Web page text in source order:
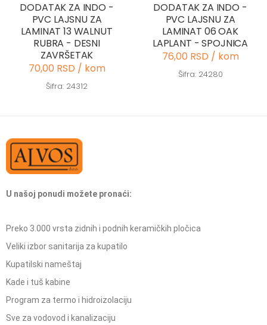
DODATAK ZA INDO -
PVC LAJSNU ZA
LAMINAT 13 WALNUT
RUBRA - DESNI
ZAVRŠETAK
70,00 RSD / kom
Šifra: 24312
DODATAK ZA INDO -
PVC LAJSNU ZA
LAMINAT 06 OAK
LAPLANT - SPOJNICA
76,00 RSD / kom
Šifra: 24280
U našoj ponudi možete pronaći:
Preko 3.000 vrsta zidnih i podnih keramičkih pločica
Veliki izbor sanitarija za kupatilo
Kupatilski nameštaj
Kade i tuš kabine
Program za termo i hidroizolaciju
Sve za vodovod i kanalizaciju